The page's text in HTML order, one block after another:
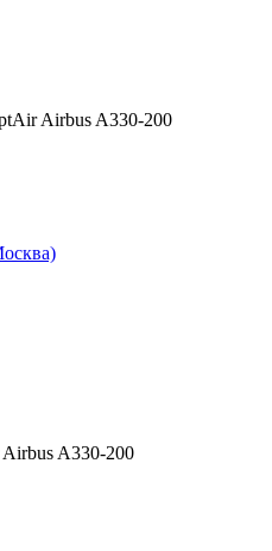
Airbus A330-200
Airbus A330-200